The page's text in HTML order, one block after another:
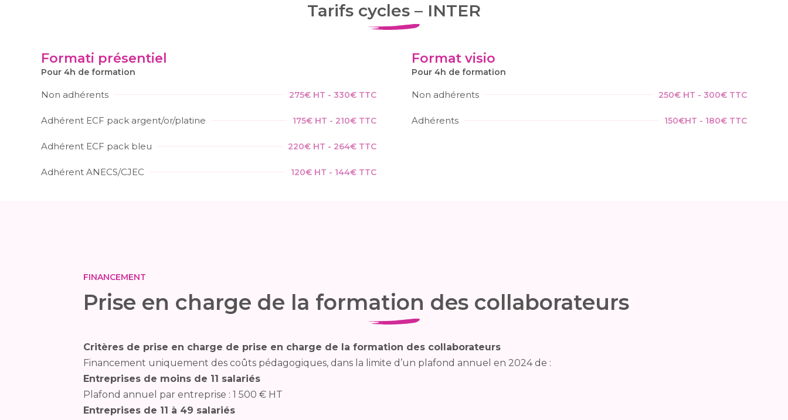
Tarifs cycles – INTER
Formati présentiel
Pour 4h de formation
Non adhérents 275€ HT - 330€ TTC
Adhérent ECF pack argent/or/platine 175€ HT - 210€ TTC
Adhérent ECF pack bleu 220€ HT - 264€ TTC
Adhérent ANECS/CJEC 120€ HT - 144€ TTC
Format visio
Pour 4h de formation
Non adhérents 250€ HT - 300€ TTC
Adhérents 150€HT - 180€ TTC
FINANCEMENT
Prise en charge de la formation des collaborateurs
Critères de prise en charge de prise en charge de la formation des collaborateurs
Financement uniquement des coûts pédagogiques, dans la limite d’un plafond annuel en 2024 de :
Entreprises de moins de 11 salariés
Plafond annuel par entreprise : 1 500 € HT
Entreprises de 11 à 49 salariés